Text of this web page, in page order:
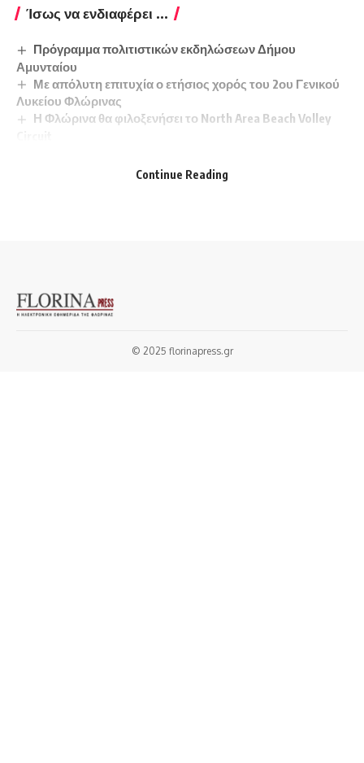
Ίσως να ενδιαφέρει ...
Πρόγραμμα πολιτιστικών εκδηλώσεων Δήμου
Αμυνταίου
Με απόλυτη επιτυχία ο ετήσιος χορός του 2ου Γενικού
Λυκείου Φλώρινας
Η Φλώρινα θα φιλοξενήσει το North Area Beach Volley
Continue Reading
© 2025 florinapress.gr